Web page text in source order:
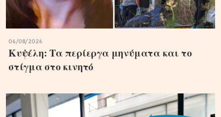
06/08/2026
Κυψέλη: Τα περίεργα μηνύματα και το
στίγμα στο κινητό